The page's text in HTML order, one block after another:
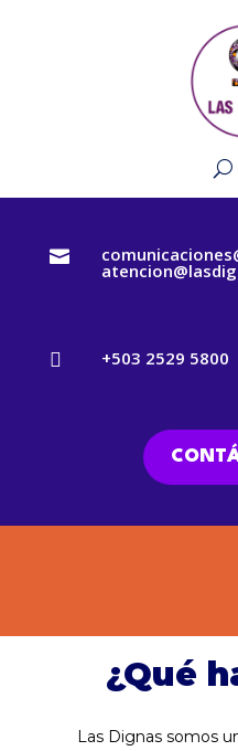

 +503 2529 5800
¿Qué
Las Dignas somos